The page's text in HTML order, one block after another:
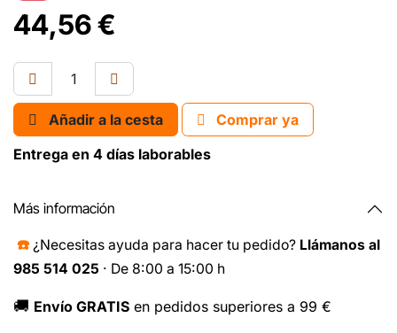
44,56€
Añadir a la cesta
Comprar ya
Entrega en 4 días laborables
Más información
☎️ ¿Necesitas ayuda para hacer tu pedido? Llámanos al
985 514 025 · De 8:00 a 15:00 h
🚚 Envío GRATIS en pedidos superiores a 99 €